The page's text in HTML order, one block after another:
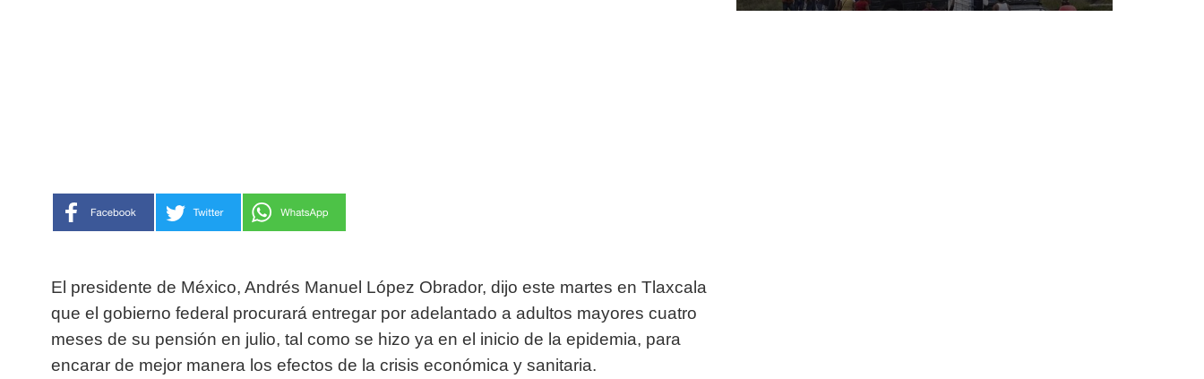
El presidente de México, Andrés Manuel López Obrador, dijo este martes en Tlaxcala
que el gobierno federal procurará entregar por adelantado a adultos mayores cuatro
meses de su pensión en julio, tal como se hizo ya en el inicio de la epidemia, para
encarar de mejor manera los efectos de la crisis económica y sanitaria.